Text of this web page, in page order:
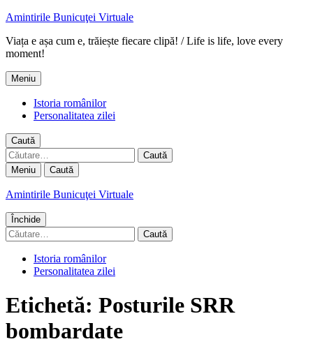
Amintirile Bunicuţei Virtuale
Viața e așa cum e, trăiește fiecare clipă! / Life is life, love every
moment!
Meniu
Istoria românilor
Personalitatea zilei
Caută
Caută
după:
Meniu Caută
Amintirile Bunicuţei Virtuale
Închide
Caută
după:
Istoria românilor
Personalitatea zilei
Etichetă: Posturile SRR
bombardate